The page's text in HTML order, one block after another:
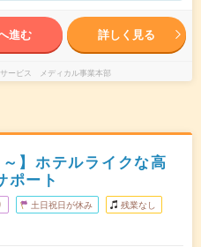
進む 詳しく見る
ービス メディカル事業本部
】ホテルライクな高
ポート
土日祝日が休み 残業なし